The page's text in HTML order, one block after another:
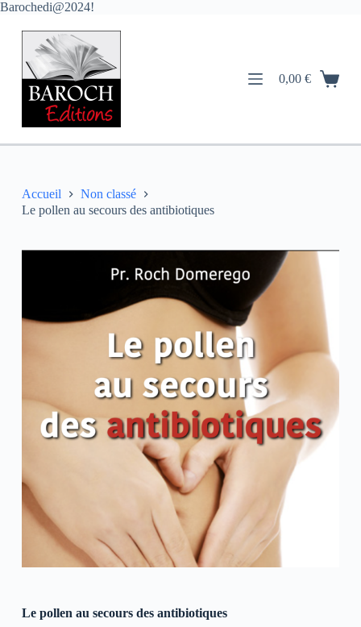
Barochedi@2024!
P
o
n
u
0,00 €
Accueil
Non classé
Le pollen au secours des antibiotiques
Le pollen au secours des antibiotiques